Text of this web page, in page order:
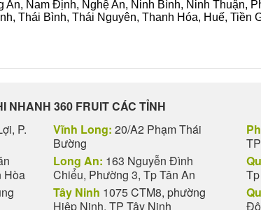
Nam Định, Nghệ An, Ninh Bình, Ninh Thuận,
Thái Bình, Thái Nguyên, Thanh Hóa, Huế, Tiền
NHANH 360 FRUIT CÁC TỈNH
P.
Hòa
Vĩnh Long: 20/A2 Phạm Thái
Bường
Long An: 163 Nguyễn Đình
Chiểu, Phường 3, Tp Tân An
Tây Ninh 1075 CTM8, phường
Hiệp Ninh, TP Tây Ninh